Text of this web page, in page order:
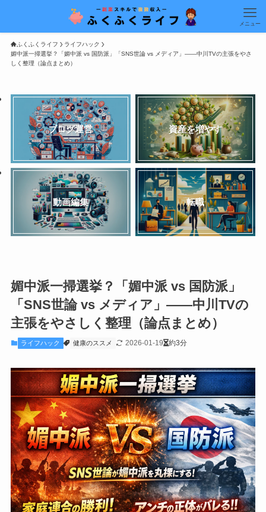
メニュー
ふくふくライフ
ライフハック
媚中派一掃選挙？「媚中派 vs 国防派」「SNS世論 vs メディア」——中川TVの主張をやさ
しく整理（論点まとめ）
ブログ運営 資産を増やす
動画編集 転職
媚中派一掃選挙？「媚中派 vs 国防派」
「SNS世論 vs メディア」——中川TVの
主張をやさしく整理（論点まとめ）
ライフハック 健康のススメ 2026-01-19 約3分